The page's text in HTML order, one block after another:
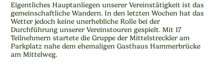
Eigentliches Hauptanliegen unserer Vereinstätigkeit ist das
gemeinschaftliche Wandern. In den letzten Wochen hat das
Wetter jedoch keine unerhebliche Rolle bei der
Durchführung unserer Vereinstouren gespielt. Mit 17
Teilnehmern startete die Gruppe der Mittelstreckler am
Parkplatz nahe dem ehemaligen Gasthaus Hammerbrücke
am Mittelweg.